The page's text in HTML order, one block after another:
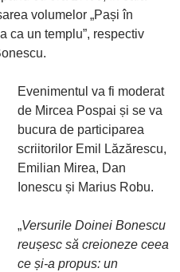
volumelor „Pași în
ca un templu”, respectiv
Evenimentul va fi moderat
de Mircea Pospai și se va
bucura de participarea
scriitorilor Emil Lăzărescu,
Emilian Mirea, Dan
Ionescu și Marius Robu.
„Versurile Doinei Bonescu
reușesc să creioneze ceea
ce și-a propus: un